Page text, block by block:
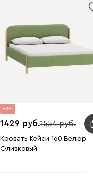
8
1429 1554
Кровать Кейси 160 Велюр
Оливковый